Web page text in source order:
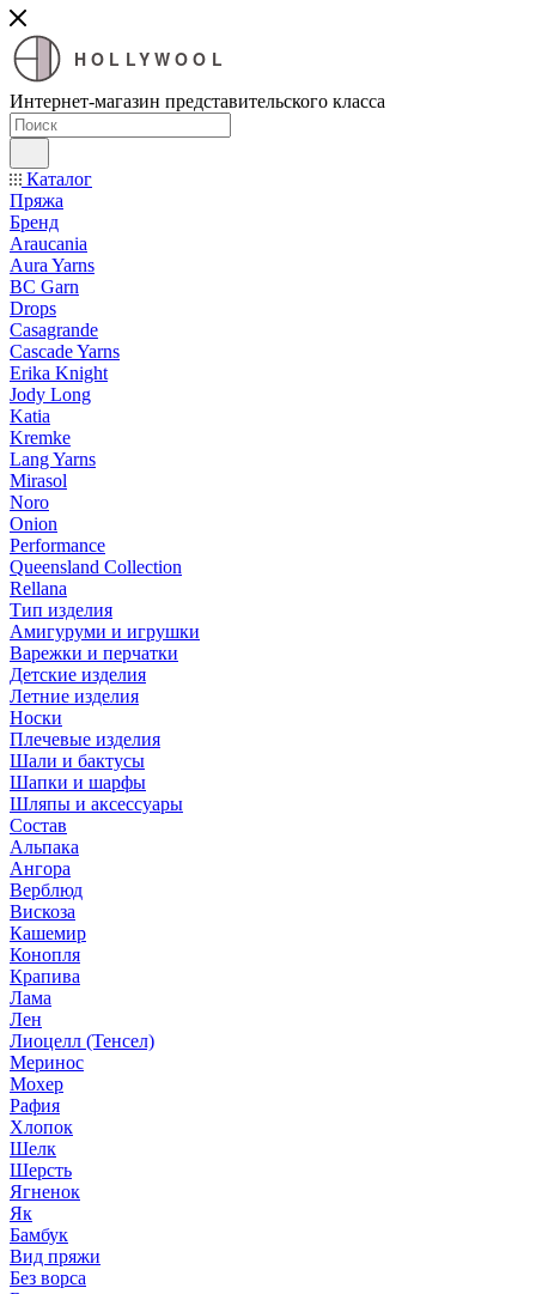
HOLLYWOOL
Интернет-магазин представительского класса
Каталог
Пряжа
Бренд
Araucania
Aura Yarns
BC Garn
Drops
Casagrande
Cascade Yarns
Erika Knight
Jody Long
Katia
Kremke
Lang Yarns
Mirasol
Noro
Onion
Performance
Queensland Collection
Rellana
Тип изделия
Амигуруми и игрушки
Варежки и перчатки
Детские изделия
Летние изделия
Носки
Плечевые изделия
Шали и бактусы
Шапки и шарфы
Шляпы и аксессуары
Состав
Альпака
Ангора
Верблюд
Вискоза
Кашемир
Конопля
Крапива
Лама
Лен
Лиоцелл (Тенсел)
Меринос
Мохер
Рафия
Хлопок
Шелк
Шерсть
Ягненок
Як
Бамбук
Вид пряжи
Без ворса